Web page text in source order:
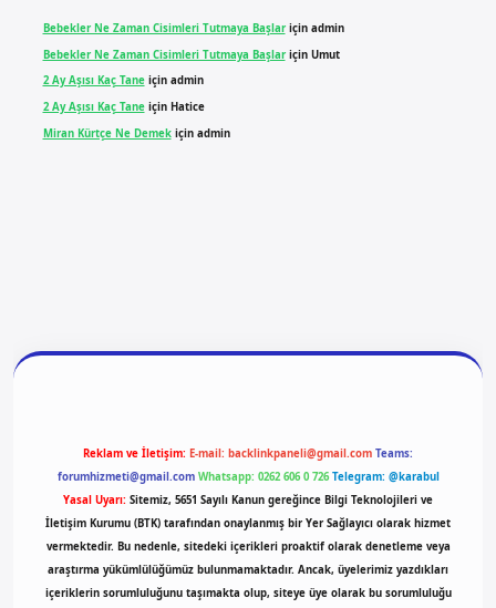
Bebekler Ne Zaman Cisimleri Tutmaya Başlariçin admin
Bebekler Ne Zaman Cisimleri Tutmaya Başlariçin Umut
2 Ay Aşısı Kaç Taneiçin admin
2 Ay Aşısı Kaç Taneiçin Hatice
Miran Kürtçe Ne Demekiçin admin
Reklam ve İletişim: E-mail: backlinkpaneli@gmail.com Teams:
forumhizmeti@gmail.com Whatsapp: 0262 606 0 726 Telegram: @karabul
Yasal Uyarı: Sitemiz, 5651 Sayılı Kanun gereğince Bilgi Teknolojileri ve
İletişim Kurumu (BTK) tarafından onaylanmış bir Yer Sağlayıcı olarak hizmet
vermektedir. Bu nedenle, sitedeki içerikleri proaktif olarak denetleme veya
araştırma yükümlülüğümüz bulunmamaktadır. Ancak, üyelerimiz yazdıkları
içeriklerin sorumluluğunu taşımakta olup, siteye üye olarak bu sorumluluğu